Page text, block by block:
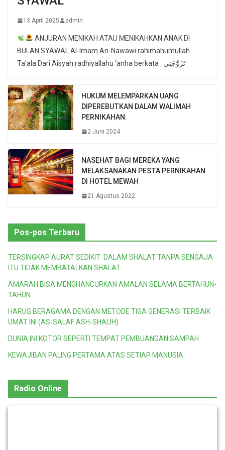
13 April 2025 admin
ANJURAN MENIKAH ATAU MENIKAHKAN ANAK DI
BULAN SYAWAL Al-Imam An-Nawawi rahimahumullah
Ta’ala Dari Aisyah radhiyallahu ‘anha berkata : تَزَوَّجَنِي
HUKUM MELEMPARKAN UANG
DIPEREBUTKAN DALAM WALIMAH
PERNIKAHAN.
2 Juni 2024
NASEHAT BAGI MEREKA YANG
MELAKSANAKAN PESTA PERNIKAHAN
DI HOTEL MEWAH
21 Agustus 2022
Pos-pos Terbaru
TERSINGKAP AURAT SEDIKIT DALAM SHALAT TANPA SENGAJA
ITU TIDAK MEMBATALKAN SHALAT
AMARAH BISA MENGHANCURKAN AMALAN SELAMA BERTAHUN-
TAHUN
HARUS BERAGAMA DENGAN METODE TIGA GENERASI TERBAIK
UMAT INI (AS-SALAF ASH-SHALIH)
DUNIA INI KOTOR SEPERTI TEMPAT PEMBUANGAN SAMPAH
KEWAJIBAN PALING PERTAMA ATAS SETIAP MANUSIA
Radio Online